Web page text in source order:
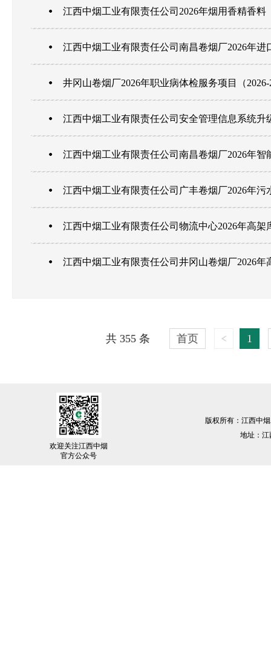
江西中烟工业有限责任公司2026年烟用香精香
江西中烟工业有限责任公司南昌卷烟厂2026年
井冈山卷烟厂2026年职业病体检服务项目（
江西中烟工业有限责任公司安全管理信息系统升
江西中烟工业有限责任公司南昌卷烟厂2026年
江西中烟工业有限责任公司广丰卷烟厂2026年
江西中烟工业有限责任公司物流中心2026年高
江西中烟工业有限责任公司井冈山卷烟厂2026
共 355 条 首页 1
欢迎关注江西中烟
官方公众号
版权所有：江西中
地址：江